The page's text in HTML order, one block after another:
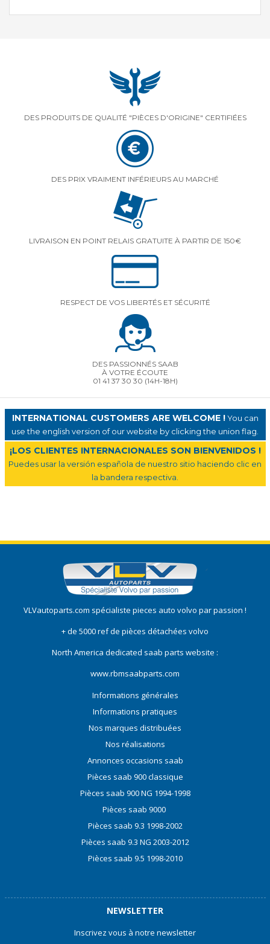
DES PRODUITS DE QUALITÉ "PIÈCES D'ORIGINE" CERTIFIÉES
DES PRIX VRAIMENT INFÉRIEURS AU MARCHÉ
LIVRAISON EN POINT RELAIS GRATUITE À PARTIR DE 150€
RESPECT DE VOS LIBERTÉS ET SÉCURITÉ
DES PASSIONNÉS SAAB
À VOTRE ÉCOUTE
01 41 37 30 30 (14H-18H)
INTERNATIONAL CUSTOMERS ARE WELCOME !You can
use the english version of our website by clicking the union flag.
¡LOS CLIENTES INTERNACIONALES SON BIENVENIDOS !
Puedes usar la versión española de nuestro sitio haciendo clic en
la bandera respectiva.
VLVautoparts.com spécialiste pieces auto volvo par passion !
+ de 5000 ref de pièces détachées volvo
North America dedicated saab parts website :
www.rbmsaabparts.com
Informations générales
Informations pratiques
Nos marques distribuées
Nos réalisations
Annonces occasions saab
Pièces saab 900 classique
Pièces saab 900 NG 1994-1998
Pièces saab 9000
Pièces saab 9.3 1998-2002
Pièces saab 9.3 NG 2003-2012
Pièces saab 9.5 1998-2010
NEWSLETTER
Inscrivez vous à notre newsletter